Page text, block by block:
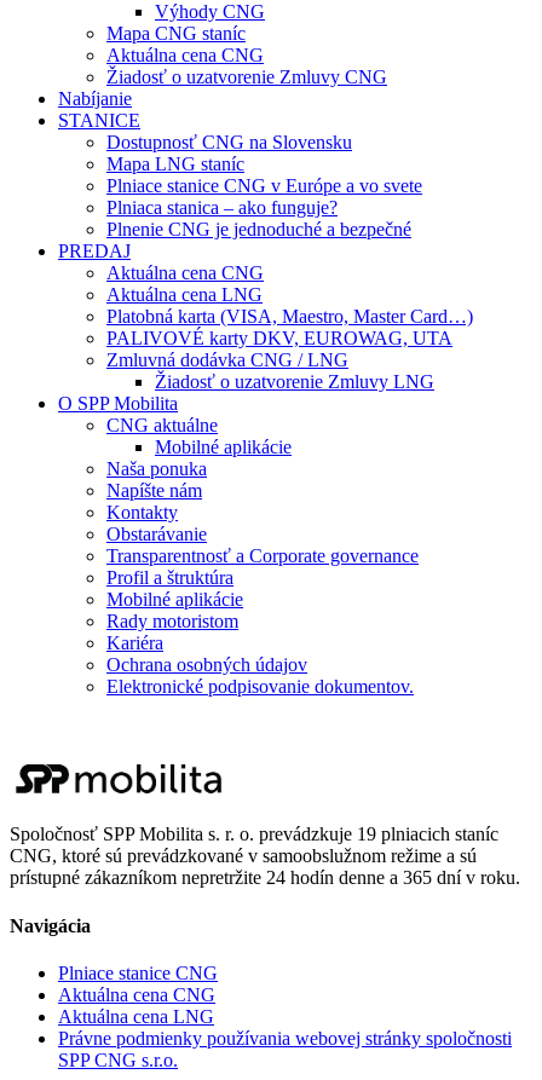
Výhody CNG
Mapa CNG staníc
Aktuálna cena CNG
Žiadosť o uzatvorenie Zmluvy CNG
Nabíjanie
STANICE
Dostupnosť CNG na Slovensku
Mapa LNG staníc
Plniace stanice CNG v Európe a vo svete
Plniaca stanica – ako funguje?
Plnenie CNG je jednoduché a bezpečné
PREDAJ
Aktuálna cena CNG
Aktuálna cena LNG
Platobná karta (VISA, Maestro, Master Card…)
PALIVOVÉ karty DKV, EUROWAG, UTA
Zmluvná dodávka CNG / LNG
Žiadosť o uzatvorenie Zmluvy LNG
O SPP Mobilita
CNG aktuálne
Mobilné aplikácie
Naša ponuka
Napíšte nám
Kontakty
Obstarávanie
Transparentnosť a Corporate governance
Profil a štruktúra
Mobilné aplikácie
Rady motoristom
Kariéra
Ochrana osobných údajov
Elektronické podpisovanie dokumentov.
Spoločnosť SPP Mobilita s. r. o. prevádzkuje 19 plniacich staníc
CNG, ktoré sú prevádzkované v samoobslužnom režime a sú
prístupné zákazníkom nepretržite 24 hodín denne a 365 dní v roku.
Navigácia
Plniace stanice CNG
Aktuálna cena CNG
Aktuálna cena LNG
Právne podmienky používania webovej stránky spoločnosti
SPP CNG s.r.o.